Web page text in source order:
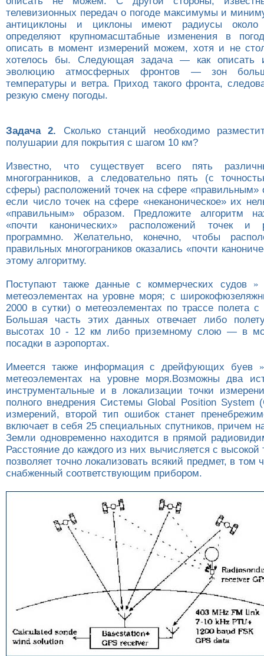
телевизионных передач о погоде максимумы и
антициклоны и циклоны имеют радиусы
определяют крупномасштабные изменения в
описать в момент измерений можем, хотя и не
хотелось бы. Следующая задача — как
эволюцию атмосферных фронтов — зон
температуры и ветра. Приход такого фронта,
резкую смену погоды.
Задача 2. Сколько станций необходимо
полушарии для покрытия с шагом 10 км?
Известно, что существует всего пять
многогранников, а следовательно пять (с
сферы) расположений точек на сфере «правильным»
если число точек на сфере «неканоническое» их
«правильным» образом. Предложите алгоритм
«почти канонических» расположений точек и
программно. Желательно, конечно, чтобы
правильных многограников оказались «почти
этому алгоритму.
Поступают также данные с коммерческих судов »
метеоэлементах на уровне моря; с
2000 в сутки) о метеоэлементах по трассе полета
Большая часть этих данных отвечает либо
высотах 10 - 12 км либо приземному слою — в
посадки в аэропортах.
Имеется также информация с дрейфующих буев »
метеоэлементах на уровне моря.Возможны два
инструментальные и в локализации точки
полного внедрения Системы Global Position System
измерений, второй тип ошибок станет
включает в себя 25 специальных спутников, причем
Земли одновременно находится в прямой
Расстояние до каждого из них вычисляется с высокой
позволяет точно локализовать всякий предмет, в том
снабженный соответствующим прибором.